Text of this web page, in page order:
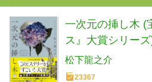
一次元の挿し木 (
ス』大賞シリー
松下龍之介
23367